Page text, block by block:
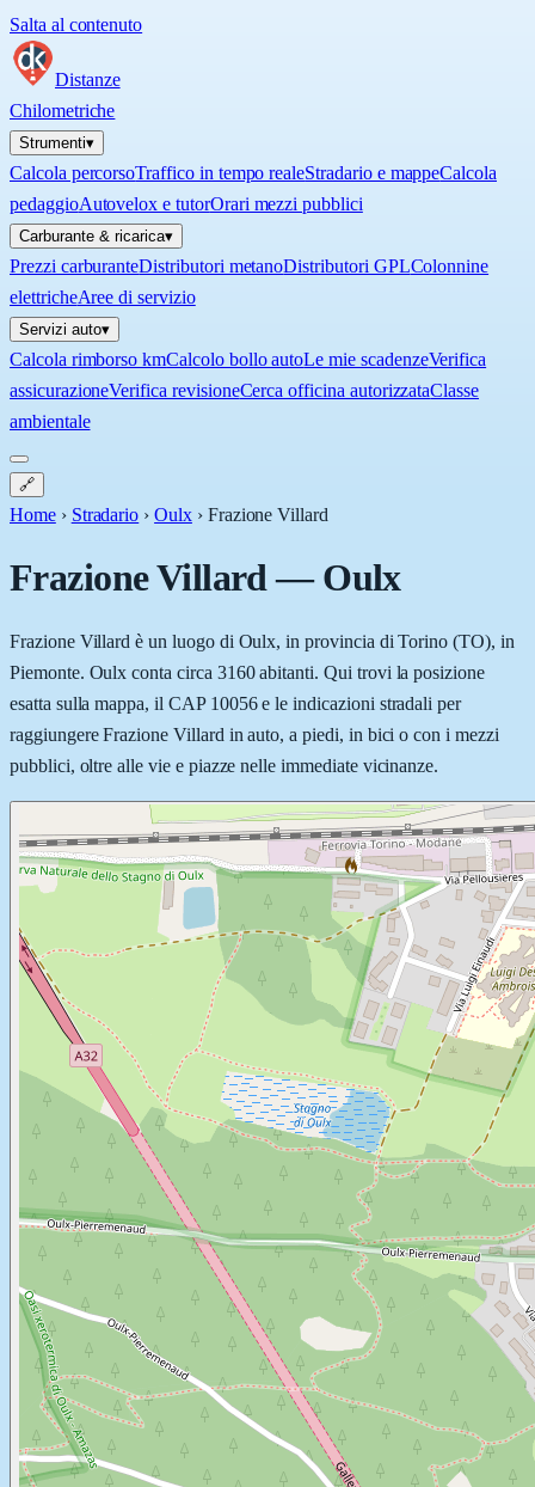
Salta al contenuto
Distanze
Chilometriche
Strumenti▾
Calcola percorsoTraffico in tempo realeStradario e mappeCalcola
pedaggioAutovelox e tutorOrari mezzi pubblici
Carburante & ricarica▾
Prezzi carburanteDistributori metanoDistributori GPLColonnine
elettricheAree di servizio
Servizi auto▾
Calcola rimborso kmCalcolo bollo autoLe mie scadenzeVerifica
assicurazioneVerifica revisioneCerca officina autorizzataClasse
ambientale
🔗
Home › Stradario › Oulx › Frazione Villard
Frazione Villard—Oulx
Frazione Villard è un luogo di Oulx, in provincia di Torino (TO), in
Piemonte. Oulx conta circa 3160 abitanti. Qui trovi la posizione
esatta sulla mappa, il CAP 10056 e le indicazioni stradali per
raggiungere Frazione Villard in auto, a piedi, in bici o con i mezzi
pubblici, oltre alle vie e piazze nelle immediate vicinanze.